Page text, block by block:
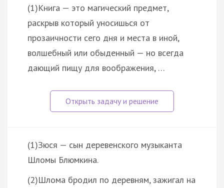
(1)Книга — это магический предмет,
раскрыв который уносишься от
прозаичности сего дня и места в иной,
волшебный или обыденный — но всегда
дающий пищу для воображения, …
(1)Зюся — сын деревенского музыканта
Шломы Блюмкина.
(2)Шлома бродил по деревням, зажигал на